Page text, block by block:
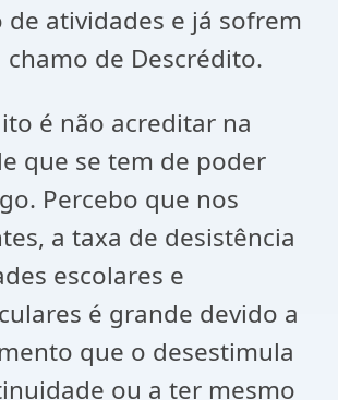
de atividades e já sofrem
de Descrédito.
é não acreditar na
que se tem de poder
Percebo que nos
a taxa de desistência
escolares e
é grande devido a
que o desestimula
ou a ter mesmo